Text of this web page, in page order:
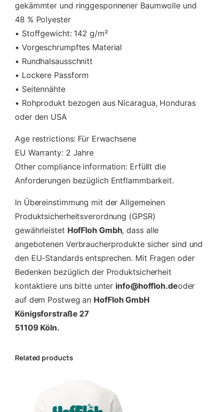
gekämmter und ringgesponnener Baumwolle und
48 % Polyester
• Stoffgewicht: 142 g/m²
• Vorgeschrumpftes Material
• Rundhalsausschnitt
• Lockere Passform
• Seitennähte
• Rohprodukt bezogen aus Nicaragua, Honduras
oder den USA
Age restrictions: Für Erwachsene
EU Warranty: 2 Jahre
Other compliance information: Erfüllt die
Anforderungen bezüglich Entflammbarkeit.
In Übereinstimmung mit der Allgemeinen
Produktsicherheitsverordnung (GPSR)
gewährleistet HofFloh Gmbh, dass alle
angebotenen Verbraucherprodukte sicher sind und
den EU-Standards entsprechen. Mit Fragen oder
Bedenken bezüglich der Produktsicherheit
kontaktiere uns bitte unter info@hoffloh.deoder
auf dem Postweg an HofFloh GmbH
Königsforstraße 27
51109 Köln.
Related products